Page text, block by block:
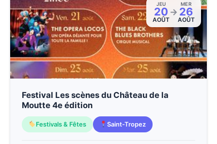
JEU
20
AOÛT
→
MER
26
AOÛT
Festival Les scènes du Château de la
Moutte 4e édition
Festivals & Fêtes Saint-Tropez